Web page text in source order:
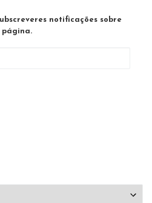
notificações sobre
página.